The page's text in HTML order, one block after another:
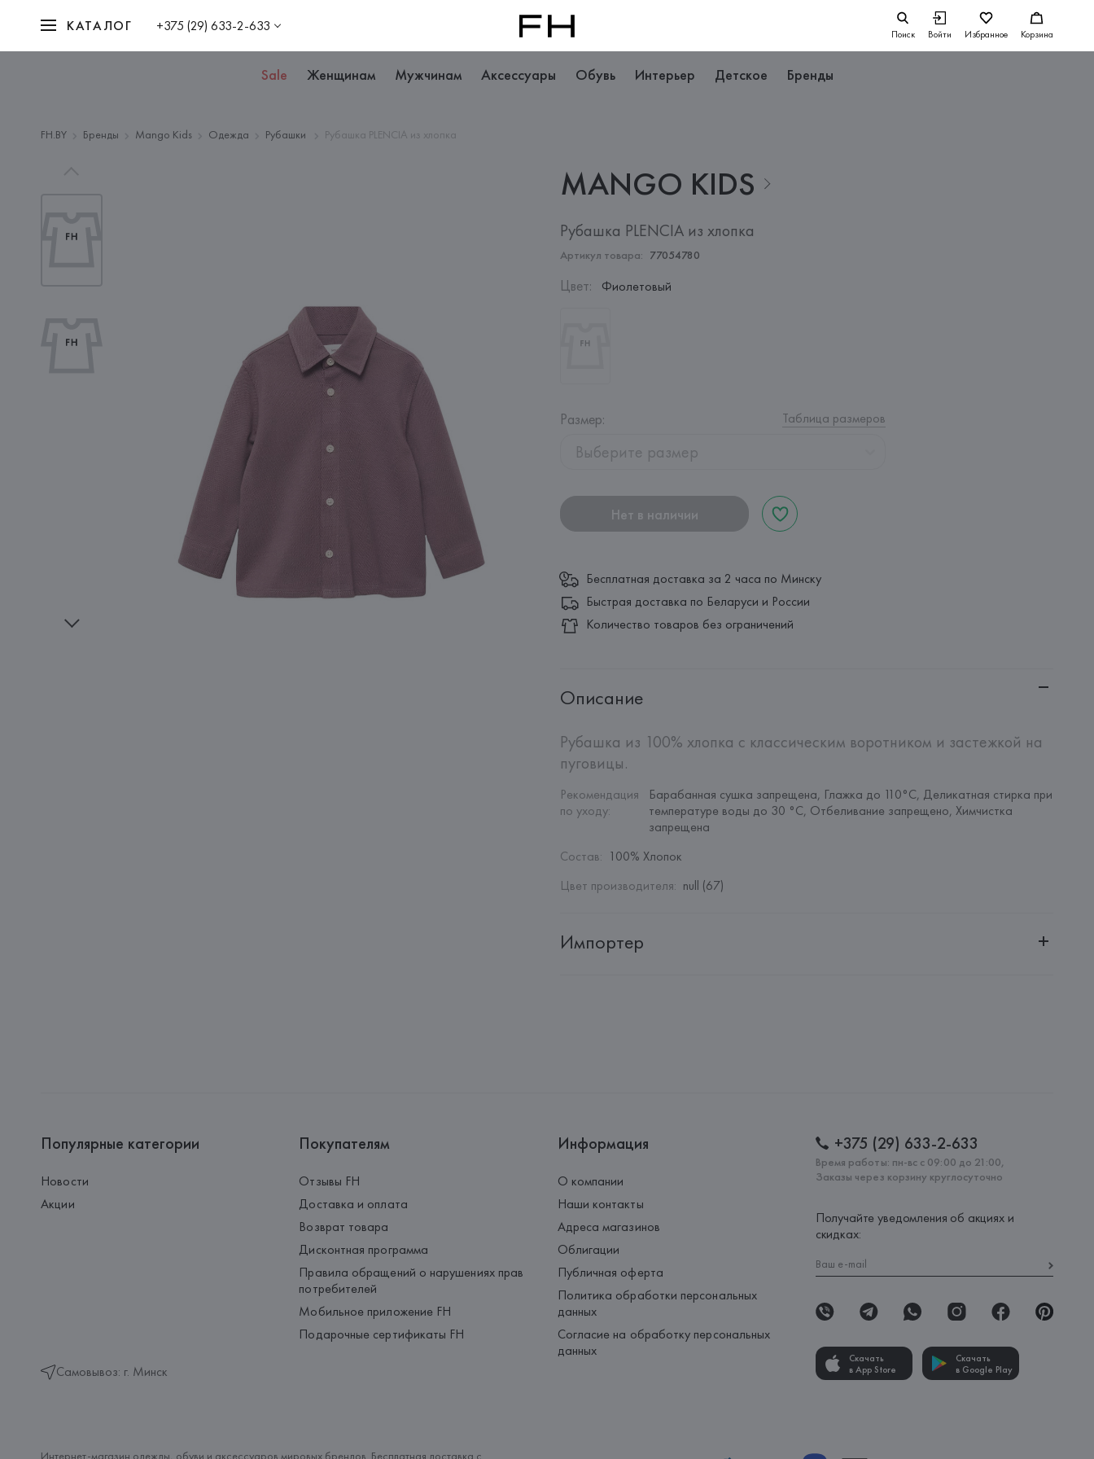
КАТАЛОГ +375 (29) 633-2-633 Поиск Войти Избранное Корзина
Sale Женщинам Мужчинам Аксессуары Обувь Интерьер Детское Бренды
FH.BY Бренды Mango Kids Одежда Рубашки Рубашка PLENCIA из хлопка
MANGO KIDS
Рубашка PLENCIA из хлопка
Артикул товара: 77054780
Цвет: Фиолетовый
Размер: Таблица размеров
Выберите размер
Нет в наличии
Бесплатная доставка за 2 часа по Минску
Быстрая доставка по Беларуси и России
Количество товаров без ограничений
Описание
Рубашка из 100% хлопка с классическим воротником и застежкой на
пуговицы.
Рекомендация
по уходу:
Барабанная сушка запрещена, Глажка до 110°C, Деликатная стирка при
температуре воды до 30 °C, Отбеливание запрещено, Химчистка
запрещена
Состав: 100% Хлопок
Цвет производителя: null (67)
Импортер
Популярные категории
Новости
Акции
Самовывоз: г. Минск
Покупателям
Отзывы FH
Доставка и оплата
Возврат товара
Дисконтная программа
Правила обращений о нарушениях прав
потребителей
Мобильное приложение FH
Подарочные сертификаты FH
Информация
О компании
Наши контакты
Адреса магазинов
Облигации
Публичная оферта
Политика обработки персональных
данных
Согласие на обработку персональных
данных
+375 (29) 633-2-633
Время работы: пн-вс с 09:00 до 21:00,
Заказы через корзину круглосуточно
Получайте уведомления об акциях и
скидках:
Скачать
в App Store
Скачать
в Google Play
Интернет-магазин одежды, обуви и аксессуаров мировых брендов. Бесплатная доставка с